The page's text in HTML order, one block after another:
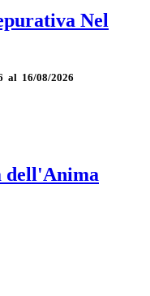
Nel
al 16/08/2026
dell'Anima